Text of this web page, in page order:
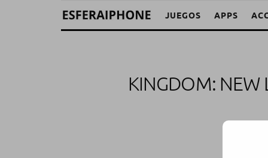
JUEGOS APPS
KINGDOM: NEW